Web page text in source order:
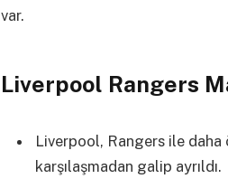
var.
Liverpool Rangers
Liverpool, Rangers ile daha
karşılaşmadan galip ayrıldı.